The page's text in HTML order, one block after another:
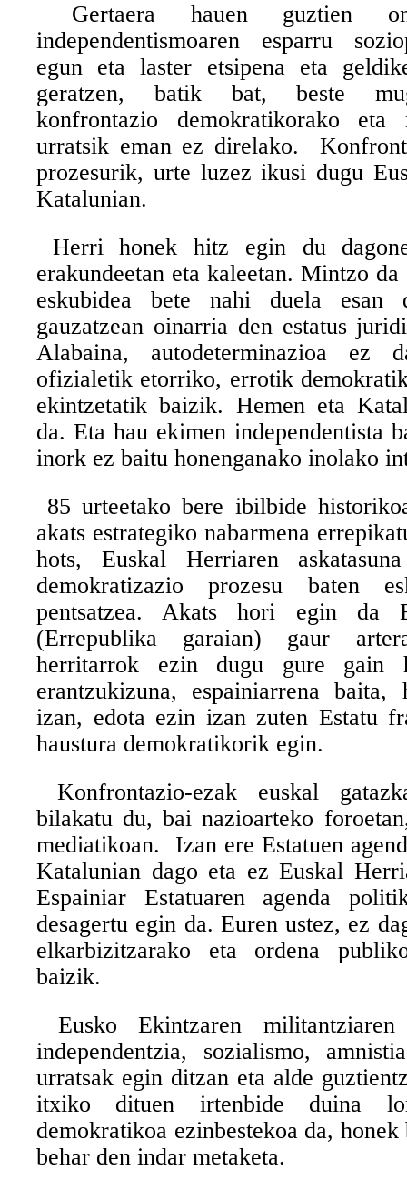
Gertaera hauen guztien
independentismoaren esparru
egun eta laster etsipena eta
geratzen, batik bat, beste
konfrontazio demokratikorako eta
urratsik eman ez direlako.
prozesurik, urte luzez ikusi dugu
Katalunian.
Herri honek hitz egin du
erakundeetan eta kaleetan. Mintzo
eskubidea bete nahi duela esan
gauzatzean oinarria den estatus
Alabaina, autodeterminazioa ez
ofizialetik etorriko, errotik
ekintzetatik baizik. Hemen eta
da. Eta hau ekimen independentista
inork ez baitu honenganako inolako
85 urteetako bere ibilbide
akats estrategiko nabarmena
hots, Euskal Herriaren
demokratizazio prozesu baten
pentsatzea. Akats hori egin da
(Errepublika garaian) gaur
herritarrok ezin dugu gure gain
erantzukizuna, espainiarrena
izan, edota ezin izan zuten Estatu
haustura demokratikorik egin.
Konfrontazio-ezak euskal
bilakatu du, bai nazioarteko
mediatikoan.
Izan ere Estatuen
Katalunian dago eta ez Euskal
Espainiar Estatuaren agenda
desagertu egin da. Euren ustez, ez
elkarbizitzarako eta ordena
baizik.
Eusko Ekintzaren
independentzia, sozialismo,
urratsak egin ditzan eta alde
itxiko dituen irtenbide duina
demokratikoa ezinbestekoa da,
behar den indar metaketa.